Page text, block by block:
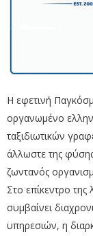
Η εφετινή
οργανωμένο
ταξιδιωτικών
άλλωστε της
ζωντανός
Στο επίκεντρο
συμβαίνει
υπηρεσιών, η